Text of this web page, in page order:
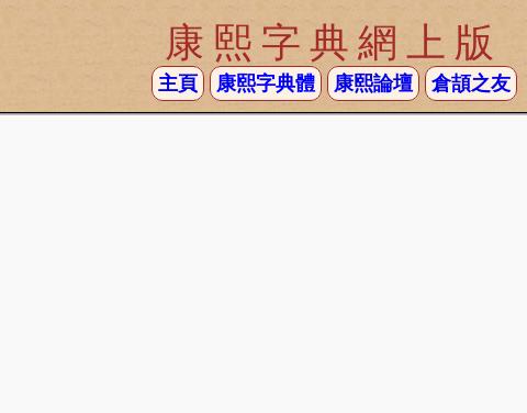
康熙字典網上版
主頁 康熙字典體 康熙論壇 倉頡之友